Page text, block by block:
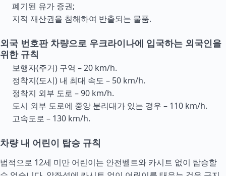
폐기된 유가 증권;
지적 재산권을 침해하여 반출되는 물품.
외국 번호판 차량으로 우크라이나에 입국하는 외국인을
위한 규칙
보행자(주거) 구역 – 20 km/h.
정착지(도시) 내 최대 속도 – 50 km/h.
정착지 외부 도로 – 90 km/h.
도시 외부 도로에 중앙 분리대가 있는 경우 – 110 km/h.
고속도로 – 130 km/h.
차량 내 어린이 탑승 규칙
법적으로 12세 미만 어린이는 안전벨트와 카시트 없이 탑승할